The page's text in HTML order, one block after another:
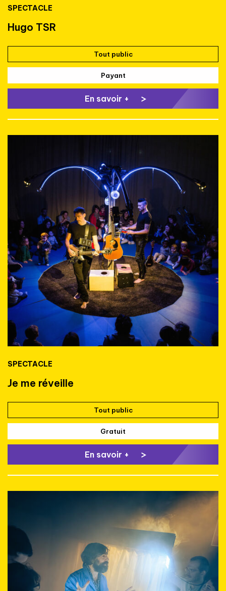
SPECTACLE
Hugo TSR
Tout public
Payant
En savoir +
SPECTACLE
Je me réveille
Tout public
Gratuit
En savoir +